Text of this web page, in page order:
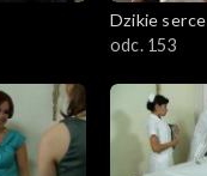
Dzikie serce
odc. 153